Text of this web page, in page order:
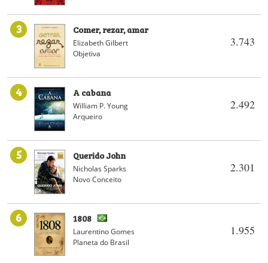
3
3.743
Comer, rezar, amar
Elizabeth Gilbert
Objetiva
4
2.492
A cabana
William P. Young
Arqueiro
5
2.301
Querido John
Nicholas Sparks
Novo Conceito
6
1.955
1808
Laurentino Gomes
Planeta do Brasil